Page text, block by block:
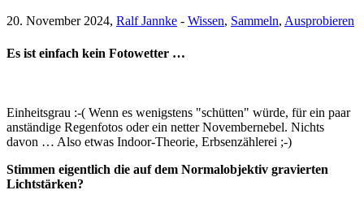
20. November 2024, Ralf Jannke - Wissen, Sammeln, Ausprobieren
Es ist einfach kein Fotowetter …
Einheitsgrau :-( Wenn es wenigstens "schütten" würde, für ein paar
anständige Regenfotos oder ein netter Novembernebel. Nichts
davon … Also etwas Indoor-Theorie, Erbsenzählerei ;-)
Stimmen eigentlich die auf dem Normalobjektiv gravierten
Lichtstärken?